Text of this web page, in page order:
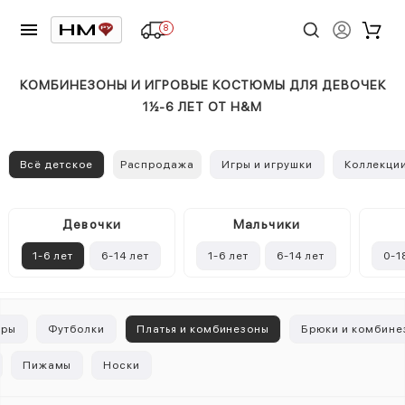
8
КОМБИНЕЗОНЫ И ИГРОВЫЕ КОСТЮМЫ ДЛЯ ДЕВОЧЕК
1½-6 ЛЕТ ОТ H&M
Всё детское Распродажа Игры и игрушки
Девочки
1-6 лет 6-14 лет
Mальчики
1-6 лет 6-14 лет 0-
Футболки Платья и комбинезоны Брюки и
Пижамы Носки